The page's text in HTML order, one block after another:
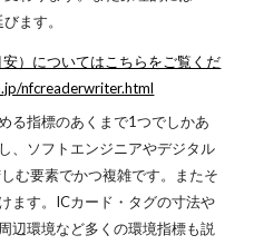
ます。
）についてはこちらをご覧くだ
nfcreaderwriter.html
る指標のあくまで1つでしかあ
、ソフトエンジニアやデジタル
む要素でかつ複雑です。またそ
ます。ICカード・タグの寸法や
辺環境など多くの環境指標も説